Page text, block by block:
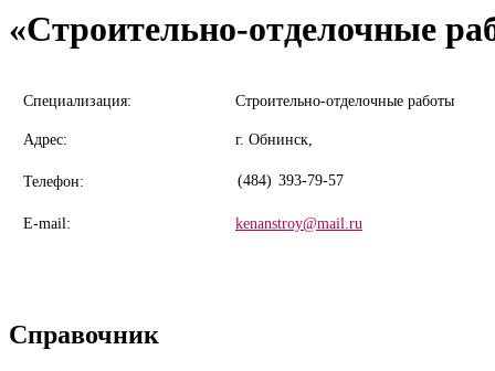
«Строительно-отделочные
Специализация: Строительно-отделочные работы
Адрес: г. Обнинск,
Телефон: (484) 393-79-57
E-mail: kenanstroy@mail.ru
Справочник